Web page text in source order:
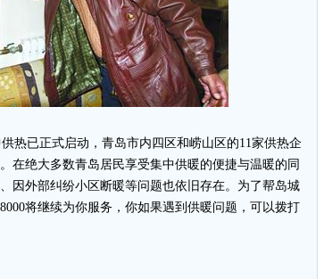
热已正式启动，青岛市内四区和崂山区的11家供热企
在绝大多数青岛居民享受集中供暖的便捷与温暖的同
因外部纠纷小区断暖等问题也依旧存在。为了帮岛城
将继续为你服务，你如果遇到供暖问题，可以拨打